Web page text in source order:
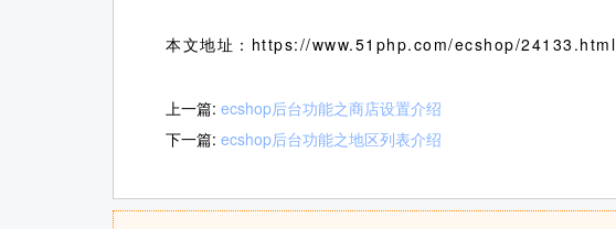
本文地址：https://www.51php.com/ecshop/24133.html
上一篇: ecshop后台功能之商店设置介绍
下一篇: ecshop后台功能之地区列表介绍